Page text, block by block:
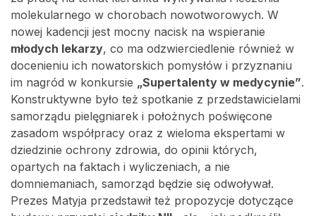
molekularnego w chorobach nowotworowych. W
nowej kadencji jest mocny nacisk na wspieranie
młodych lekarzy, co ma odzwierciedlenie również w
docenieniu ich nowatorskich pomysłów i przyznaniu
im nagród w konkursie „Supertalenty w medycynie”.
Konstruktywne było też spotkanie z przedstawicielami
samorządu pielęgniarek i położnych poświęcone
zasadom współpracy oraz z wieloma ekspertami w
dziedzinie ochrony zdrowia, do opinii których,
opartych na faktach i wyliczeniach, a nie
domniemaniach, samorząd będzie się odwoływał.
Prezes Matyja przedstawił też propozycje dotyczące